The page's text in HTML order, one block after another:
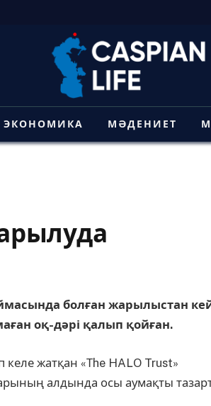
ЭКОНОМИКА МӘДЕНИЕТ
болған жарылыстан
оқ-дәрі қалып қойған.
жатқан «Тhe HALO Trust»
алдында осы аумақты